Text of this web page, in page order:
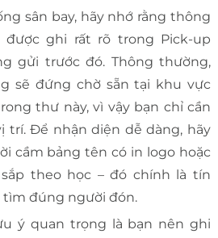
sân bay, hãy nhớ rằng thông
ghi rất rõ trong Pick-up
gửi trước đó. Thông thường,
sẽ đứng chờ sẵn tại khu vực
thư này, vì vậy bạn chỉ cần
trí. Để nhận diện dễ dàng, hãy
cầm bảng tên có in logo hoặc
theo học – đó chính là tín
tìm đúng người đón.
ý quan trọng là bạn nên ghi